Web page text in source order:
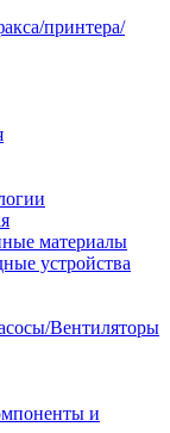
принтера/
материалы
устройства
Вентиляторы
и